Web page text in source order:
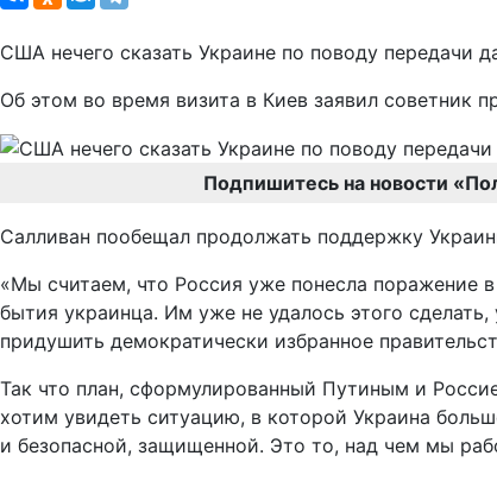
США нечего сказать Украине по поводу передачи
Об этом во время визита в Киев заявил советник
Подпишитесь на новости
Салливан пообещал продолжать поддержку
«Мы считаем, что Россия уже понесла поражение
бытия украинца. Им уже не удалось этого
придушить демократически избранное
Так что план, сформулированный Путиным и
хотим увидеть ситуацию, в которой Украина
и безопасной, защищенной. Это то, над чем мы